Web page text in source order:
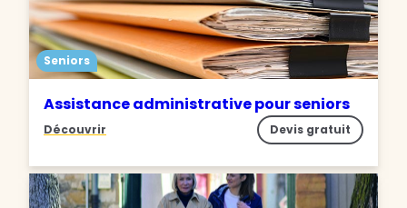
Seniors
Assistance administrative pour seniors
Découvrir Devis gratuit